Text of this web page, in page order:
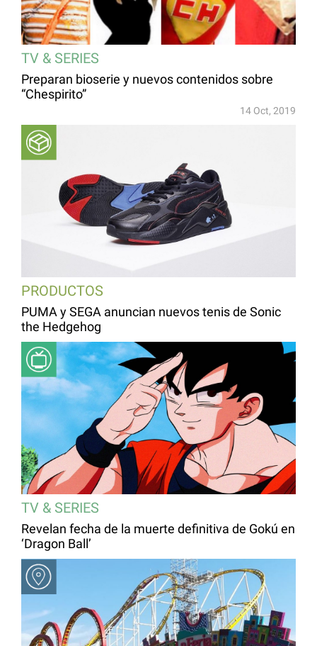
TV & SERIES
Preparan bioserie y nuevos contenidos sobre
“Chespirito”
14 Oct, 2019
PRODUCTOS
PUMA y SEGA anuncian nuevos tenis de Sonic
the Hedgehog
TV & SERIES
Revelan fecha de la muerte definitiva de Gokú en
‘Dragon Ball’